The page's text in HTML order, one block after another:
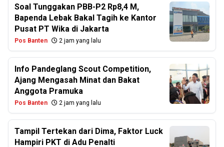
Soal Tunggakan PBB-P2 Rp8,4 M,
Bapenda Lebak Bakal Tagih ke Kantor
Pusat PT Wika di Jakarta
Pos Banten 2 jam yang lalu
Info Pandeglang Scout Competition,
Ajang Mengasah Minat dan Bakat
Anggota Pramuka
Pos Banten 2 jam yang lalu
Tampil Tertekan dari Dima, Faktor Luck
Hampiri PKT di Adu Penalti